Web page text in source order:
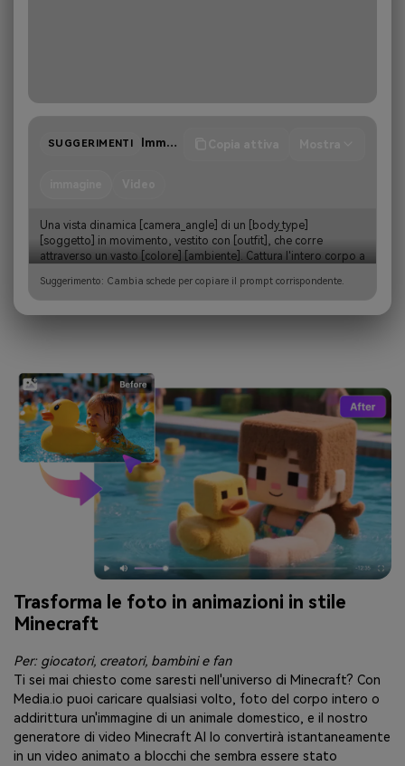
SUGGERIMENTI Immagine/Video
Una vista dinamica [camera_angle] di un [body_type]
[soggetto] in movimento, vestito con [outfit], che corre
attraverso un vasto [colore] [ambiente]. Cattura l'intero corpo a
[suoi/l…
Suggerimento: Cambia schede per copiare il prompt corrispondente.
Trasforma le foto in animazioni in stile
Minecraft
Per: giocatori, creatori, bambini e fan
Ti sei mai chiesto come saresti nell'universo di Minecraft? Con
Media.io puoi caricare qualsiasi volto, foto del corpo intero o
addirittura un'immagine di un animale domestico, e il nostro
generatore di video Minecraft AI lo convertirà istantaneamente
in un video animato a blocchi che sembra essere stato